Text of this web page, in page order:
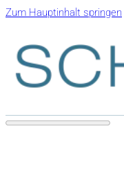
Zum Hauptinhalt springen